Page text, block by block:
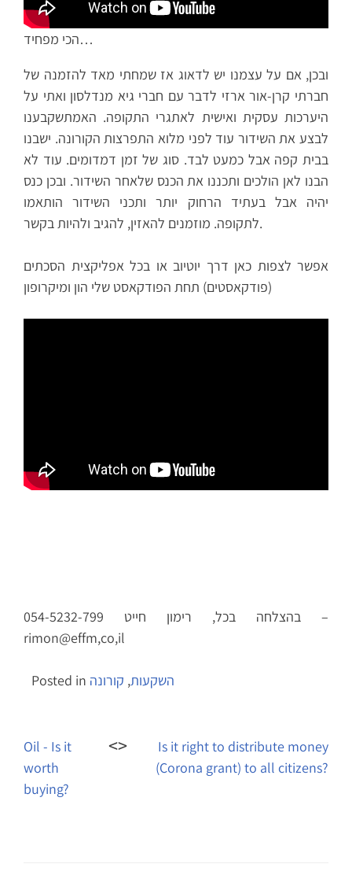
הכי מפחיד…
ובכן, אם על עצמנו יש לדאוג אז שמחתי מאד להזמנה של
חברתי קרן-אור ארזי לדבר עם חברי גיא מנדלסון ואתי על
היערכות עסקית ואישית לאתגרי התקופה. האמתשקבענו
לבצע את השידור עוד לפני מלוא התפרצות הקורונה. ישבנו
בבית קפה אבל כמעט לבד. סוג של זמן דמדומים. עוד לא
הבנו לאן הולכים ותכננו את הכנס שלאחר השידור. ובכן כנס
יהיה אבל בעתיד הרחוק יותר ותכני השידור הותאמו
לתקופה. מוזמנים להאזין, להגיב ולהיות בקשר.
אפשר לצפות כאן דרך יוטיוב או בכל אפליקצית הסכתים
(פודקאסטים) תחת הפודקאסט שלי הון ומיקרופון
בהצלחה בכל, רימון חייט 054-5232-799 –
rimon@effm,co,il
Posted in השקעות, קורונה
navigation
Oil - Is it
worth
buying?
Is it right to distribute money
(Corona grant) to all citizens?